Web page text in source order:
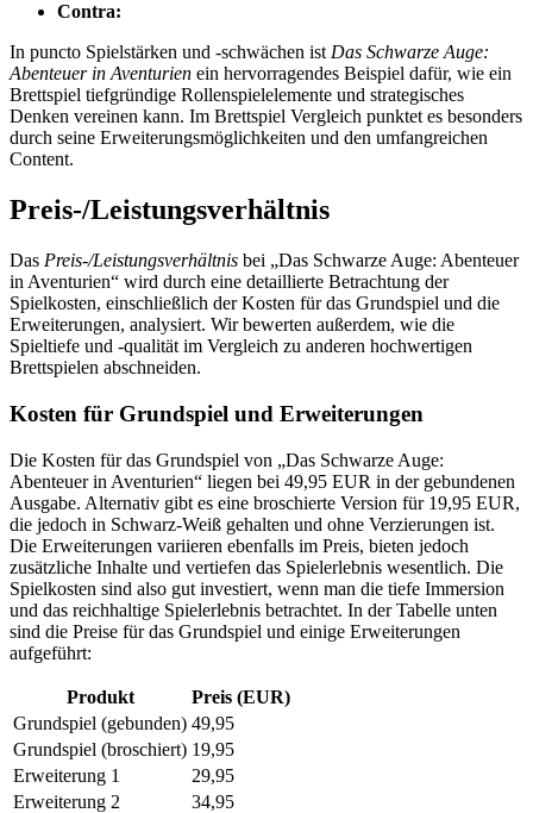
Contra:
In puncto Spielstärken und -schwächen istDas Schwarze Auge:
Abenteuer in Aventurien ein hervorragendes Beispiel dafür, wie ein
Brettspiel tiefgründige Rollenspielelemente und strategisches
Denken vereinen kann. Im Brettspiel Vergleich punktet es besonders
durch seine Erweiterungsmöglichkeiten und den umfangreichen
Content.
Preis-/Leistungsverhältnis
Das Preis-/Leistungsverhältnis bei „Das Schwarze Auge: Abenteuer
in Aventurien“ wird durch eine detaillierte Betrachtung der
Spielkosten, einschließlich der Kosten für das Grundspiel und die
Erweiterungen, analysiert. Wir bewerten außerdem, wie die
Spieltiefe und -qualität im Vergleich zu anderen hochwertigen
Brettspielen abschneiden.
Kosten für Grundspiel und Erweiterungen
Die Kosten für das Grundspiel von „Das Schwarze Auge:
Abenteuer in Aventurien“ liegen bei 49,95 EUR in der gebundenen
Ausgabe. Alternativ gibt es eine broschierte Version für 19,95 EUR,
die jedoch in Schwarz-Weiß gehalten und ohne Verzierungen ist.
Die Erweiterungen variieren ebenfalls im Preis, bieten jedoch
zusätzliche Inhalte und vertiefen das Spielerlebnis wesentlich. Die
Spielkosten sind also gut investiert, wenn man die tiefe Immersion
und das reichhaltige Spielerlebnis betrachtet. In der Tabelle unten
sind die Preise für das Grundspiel und einige Erweiterungen
aufgeführt:
Produkt
Preis (EUR)
Grundspiel (gebunden) 49,95
Grundspiel (broschiert) 19,95
Erweiterung 1
29,95
Erweiterung 2
34,95